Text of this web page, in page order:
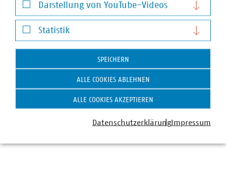
Dr. Jürgen Kruse
Stv. Geschäftsführer
kruse(at)vku(dot)de
Darstellung von YouTube-Videos
Darstellung von YouTube-Videos
Statistik
Statistik
SPEICHERN
ALLE COOKIES ABLEHNEN
ALLE COOKIES AKZEPTIEREN
DatenschutzerklärungImpressum